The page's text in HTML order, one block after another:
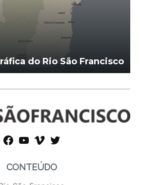
do Rio São Francisco
facebook
youtube
vimeotwitter
CONTEÚDO